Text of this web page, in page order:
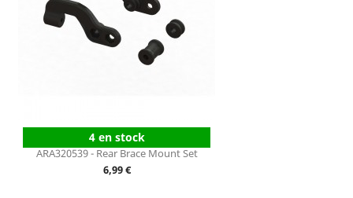
4 en stock
ARA320539 - Rear Brace Mount Set
Prix
6,99 €